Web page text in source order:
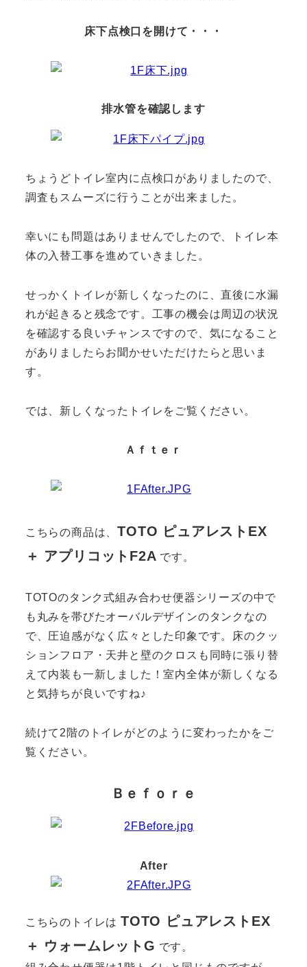
床下点検口を開けて・・・
排水管を確認します
ちょうどトイレ室内に点検口がありましたので、
調査もスムーズに行うことが出来ました。
幸いにも問題はありませんでしたので、トイレ本
体の入替工事を進めていきました。
せっかくトイレが新しくなったのに、直後に水漏
れが起きると残念です。工事の機会は周辺の状況
を確認する良いチャンスですので、気になること
がありましたらお聞かせいただけたらと思いま
す。
では、新しくなったトイレをご覧ください。
Ａｆｔｅｒ
こちらの商品は、TOTO ピュアレストEX
＋ アプリコットF2A です。
TOTOのタンク式組み合わせ便器シリーズの中で
も丸みを帯びたオーバルデザインのタンクなの
で、圧迫感がなく広々とした印象です。床のクッ
ションフロア・天井と壁のクロスも同時に張り替
えて内装も一新しました！室内全体が新しくなる
と気持ちが良いですね♪
続けて2階のトイレがどのように変わったかをご
覧ください。
Ｂｅｆｏｒｅ
After
こちらのトイレは TOTO ピュアレストEX
＋ ウォームレットG です。